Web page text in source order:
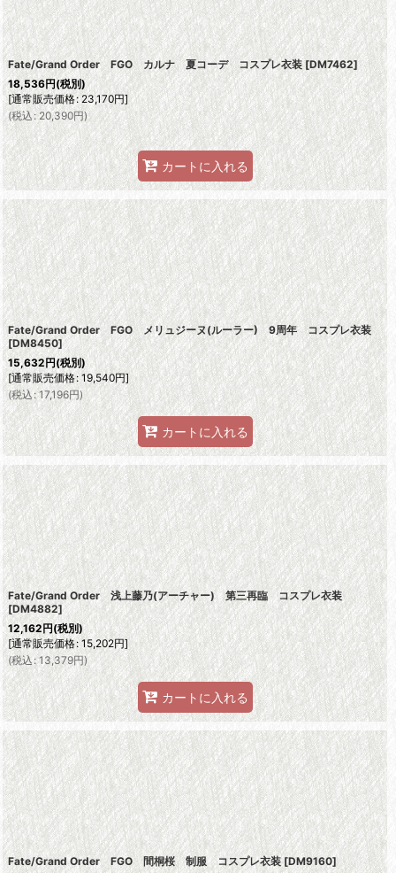
Fate/Grand Order FGO カルナ 夏コーデ コスプレ衣装 [DM7462]
18,536円(税別)
[通常販売価格: 23,170円]
(税込 : 20,390円)
カートに入れる
Fate/Grand Order FGO メリュジーヌ(ルーラー) 9周年 コスプレ衣装
[DM8450]
15,632円(税別)
[通常販売価格: 19,540円]
(税込: 17,196円)
カートに入れる
Fate/Grand Order 浅上藤乃(アーチャー) 第三再臨 コスプレ衣装
[DM4882]
12,162円(税別)
[通常販売価格: 15,202円]
(税込: 13,379円)
カートに入れる
Fate/Grand Order FGO 間桐桜 制服 コスプレ衣装 [DM9160]